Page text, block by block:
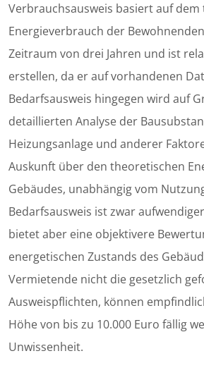
Verbrauchsausweis basiert auf dem
Energieverbrauch der
Zeitraum von drei Jahren und ist
erstellen, da er auf vorhandenen
Bedarfsausweis hingegen wird auf
detaillierten Analyse der
Heizungsanlage und anderer
Auskunft über den theoretischen
Gebäudes, unabhängig vom
Bedarfsausweis ist zwar
bietet aber eine objektivere
energetischen Zustands des
Vermietende nicht die gesetzlich
Ausweispflichten, können
Höhe von bis zu 10.000 Euro fällig
Unwissenheit.